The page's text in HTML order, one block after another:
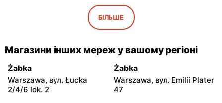
BLU
Biała Podlaska, вул.
Sidorska 2e
BLU
Ostrowiec Świętokrzyski,
вул. Jana Kilińskiego 39A
BLU
Bełchatów, вул. Stanisława
Staszica 22
BLU BLU
БІЛЬШЕ
Магазини інших мереж у вашому регіоні
Żabka
Warszawa, вул. Łucka
2/4/6 lok. 2
Żabka
Warszawa, вул. Emilii Plater
47